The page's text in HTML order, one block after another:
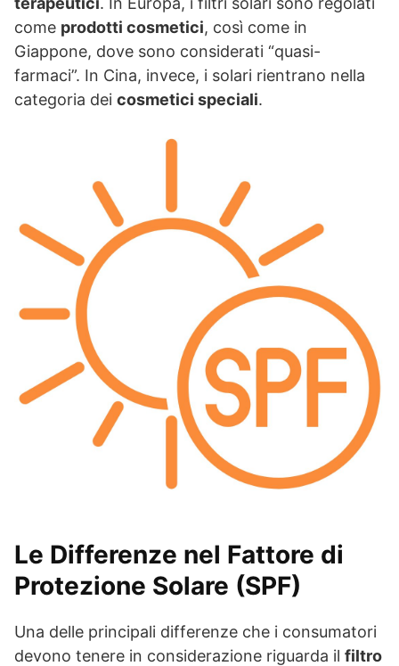
come prodotti cosmetici, così come in
Giappone, dove sono considerati “quasi-
farmaci”. In Cina, invece, i solari rientrano nella
categoria dei cosmetici speciali.
Le Differenze nel Fattore di
Protezione Solare (SPF)
Una delle principali differenze che i consumatori
devono tenere in considerazione riguarda il filtro